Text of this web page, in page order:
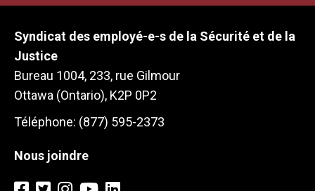
Syndicat des employé-e-s de la Sécurité et de la
Justice
Bureau 1004, 233, rue Gilmour
Ottawa (Ontario), K2P 0P2
Téléphone: (877) 595-2373
Nous joindre